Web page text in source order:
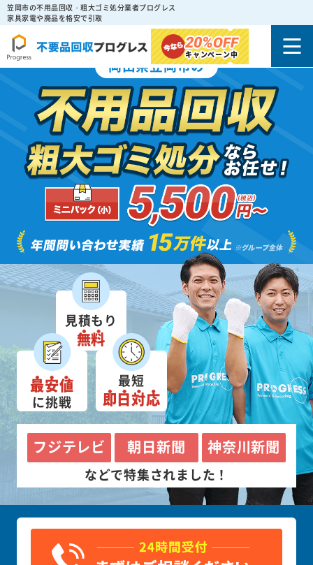
笠岡市の不用品回収・粗大ゴミ処分業者プログレス
家具家電や廃品を格安で引取
20%OFF
キャンペーン中
岡山県笠岡市の
見積もり
無料
最安値
に挑戦
最短
即日対応
フジテレビ 朝日新聞 神奈川新聞
などで特集されました！